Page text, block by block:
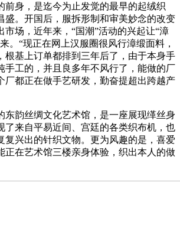
前身，是迄今为止发觉的最早的起绒织
盛。开国后，服拆形制和审美妙念的改变
市场，近年来，“国潮”活动的兴起让“漳
。“现正在网上汉服圈很风行漳缎面料，
根基上订单都排到三年后了，由于本身手
手工的，并且良多年不风行了，能做的厂
厂都正在做手艺研发，勤奋提超出跨越产
韵丝绸文化艺术馆，是一座展现缂丝身
了来自平易近间、宫廷的各类织布机，也
复兴出的针织文物。更为风趣的是，喜爱
正在艺术馆三楼亲身体验，织出本人的做